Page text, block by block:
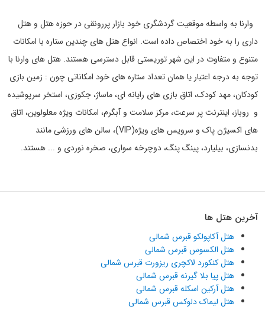
وارنا به واسطه موقعیت گردشگری خود بازار پررونقی در حوزه هتل و هتل
داری را به خود اختصاص داده است. انواع هتل های چندین ستاره با امکانات
متنوع و متفاوت در این شهر توریستی قابل دسترسی هستند. هتل های وارنا با
توجه به درجه اعتبار یا همان تعداد ستاره های خود امکاناتی چون : زمین بازی
کودکان، مهد کودک، اتاق بازی های رایانه ای، ماساژ، جکوزی، استخر سرپوشیده
و روباز، اینترنت پر سرعت، مرکز سلامت و آبگرم، امکانات ویژه معلولوین، اتاق
های اکسیژن پاک و سرویس های ویژه(VIP)، سالن های ورزشی مانند
بدنسازی، بیلیارد، پینگ پنگ، دوچرخه سواری، صخره نوردی و ... هستند.
آخرین هتل ها
هتل آکاپولکو قبرس شمالی
هتل الکسوس قبرس شمالی
هتل کنکورد لاکچری ریزورت قبرس شمالی
هتل پیا بلا گیرنه قبرس شمالی
هتل آرکین اسکله قبرس شمالی
هتل لیماک دلوکس قبرس شمالی